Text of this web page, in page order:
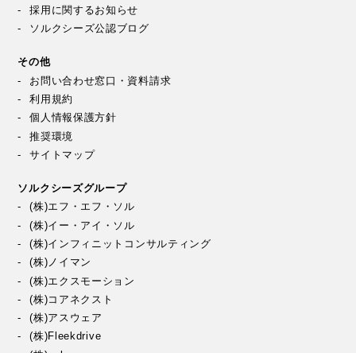
採用に関するお知らせ
ソルクシーズ公認ブログ
その他
お問い合わせ窓口・資料請求
利用規約
個人情報保護方針
推奨環境
サイトマップ
ソルクシーズグループ
(株)エフ・エフ・ソル
(株)イー・アイ・ソル
(株)インフィニットコンサルティング
(株)ノイマン
(株)エクスモーション
(株)コアネクスト
(株)アスウェア
(株)Fleekdrive